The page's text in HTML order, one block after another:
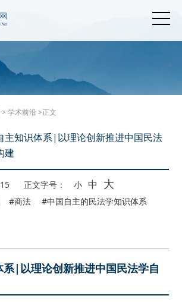
>学术前沿>正文
主知识体系|以理论创新推进中国民法
建
正文字号： 小 中 大
#商法 #中国自主的民法学知识体系
系|以理论创新推进中国民法学自